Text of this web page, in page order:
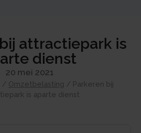
attractiepark is
dienst
20 mei 2021
/ Omzetbelasting / Parkeren bij
is aparte dienst